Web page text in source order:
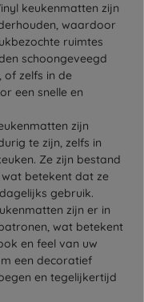
keukenmatten zijn
waardoor
ruimtes
schoongeveegd
of zelfs in de
een snelle en
zijn
te zijn, zelfs in
Ze zijn bestand
betekent dat ze
gebruik.
zijn er in
wat betekent
en feel van uw
een decoratief
en tegelijkertijd